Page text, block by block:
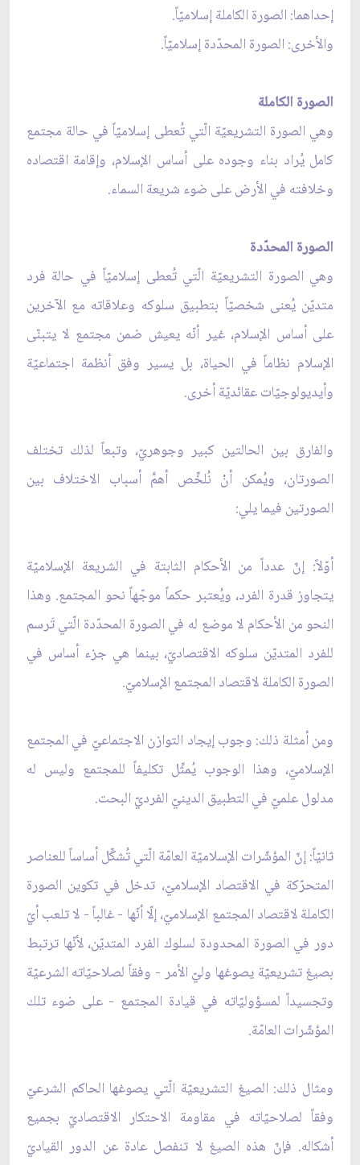
إحداهما: الصورة الكاملة إسلاميّاً.
والأخرى: الصورة المحدّدة إسلاميّاً.
الصورة الكاملة
وهي الصورة التشريعيّة الّتي تُعطى إسلاميّاً في حالة مجتمع
كامل يُراد بناء وجوده على أساس الإسلام، وإقامة اقتصاده
وخلافته في الأرض على ضوء شريعة السماء.
الصورة المحدّدة
وهي الصورة التشريعيّة الّتي تُعطى إسلاميّاً في حالة فرد
متديّن يُعنى شخصيّاً بتطبيق سلوكه وعلاقاته مع الآخرين
على أساس الإسلام، غير أنّه يعيش ضمن مجتمع لا يتبنّى
الإسلام نظاماً في الحياة، بل يسير وفق أنظمة اجتماعيّة
وأيديولوجيّات عقائديّة أخرى.
والفارق بين الحالتين كبير وجوهريّ، وتبعاً لذلك تختلف
الصورتان، ويُمكن أنْ نُلخِّص أهمَّ أسباب الاختلاف بين
الصورتين فيما يلي:
أوّلاً: إنّ عدداً من الأحكام الثابتة في الشريعة الإسلاميّة
يتجاوز قدرة الفرد، ويُعتبر حكماً موجّهاً نحو المجتمع. وهذا
النحو من الأحكام لا موضع له في الصورة المحدّدة الّتي تَرسم
للفرد المتديّن سلوكه الاقتصاديّ، بينما هي جزء أساس في
الصورة الكاملة لاقتصاد المجتمع الإسلاميّ.
ومن أمثلة ذلك: وجوب إيجاد التوازن الاجتماعيّ في المجتمع
الإسلاميّ، وهذا الوجوب يُمثِّل تكليفاً للمجتمع وليس له
مدلول علميّ في التطبيق الدينيّ الفرديّ البحت.
ثانيّاً: إنّ المؤشّرات الإسلاميّة العامّة الّتي تُشكِّل أساساً للعناصر
المتحرّكة في الاقتصاد الإسلاميّ، تدخل في تكوين الصورة
الكاملة لاقتصاد المجتمع الإسلاميّ، إلّا أنّها - غالباً - لا تلعب أيّ
دور في الصورة المحدودة لسلوك الفرد المتديّن، لأنّها ترتبط
بصيغ تشريعيّة يصوغها وليّ الأمر - وفقاً لصلاحيّاته الشرعيّة
وتجسيداً لمسؤوليّاته في قيادة المجتمع - على ضوء تلك
المؤشّرات العامّة.
ومثال ذلك: الصيغ التشريعيّة الّتي يصوغها الحاكم الشرعيّ
وفقاً لصلاحيّاته في مقاومة الاحتكار الاقتصاديّ بجميع
أشكاله. فإنّ هذه الصيغ لا تنفصل عادة عن الدور القياديّ